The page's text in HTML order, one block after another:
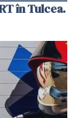
în Tulcea.